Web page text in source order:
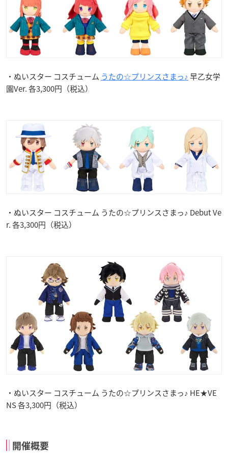
・ぬいスター コスチューム うたの☆プリンスさまっ♪ 早乙女学
園Ver. 各3,300円（税込）
・ぬいスター コスチューム うたの☆プリンスさまっ♪ Debut Ve
r. 各3,300円（税込）
・ぬいスター コスチューム うたの☆プリンスさまっ♪ HE★VE
NS 各3,300円（税込）
開催概要